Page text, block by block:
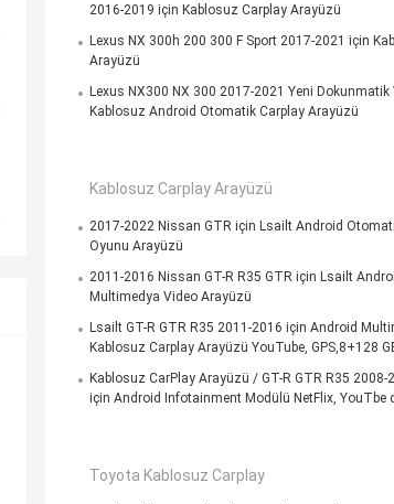
2016-2019 için Kablosuz Carplay Arayüzü
Lexus NX 300h 200 300 F Sport 2017-2021 için
Arayüzü
Lexus NX300 NX 300 2017-2021 Yeni Dokunmatik
Kablosuz Android Otomatik Carplay Arayüzü
Kablosuz Carplay Arayüzü
2017-2022 Nissan GTR için Lsailt Android
Oyunu Arayüzü
2011-2016 Nissan GT-R R35 GTR için Lsailt
Multimedya Video Arayüzü
Lsailt GT-R GTR R35 2011-2016 için Android
Kablosuz Carplay Arayüzü YouTube, GPS,8+128
Kablosuz CarPlay Arayüzü / GT-R GTR R35 2008-
için Android Infotainment Modülü NetFlix, YouTbe
Toyota Kablosuz Carplay